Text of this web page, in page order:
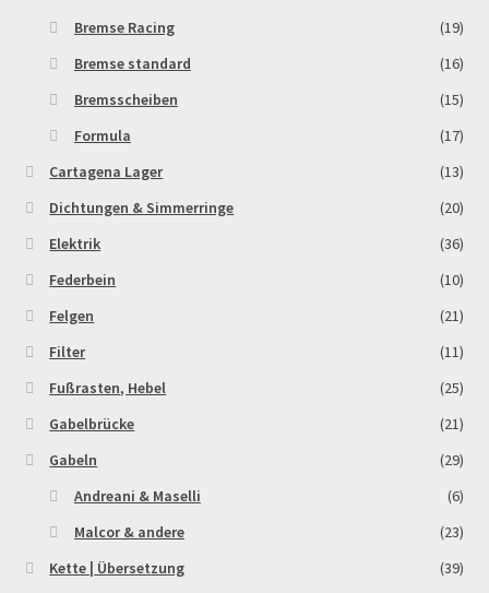
Bremse Racing
(19)
Bremse standard
(16)
Bremsscheiben
(15)
Formula
(17)
Cartagena Lager
(13)
Dichtungen & Simmerringe
(20)
Elektrik
(36)
Federbein
(10)
Felgen
(21)
Filter
(11)
Fußrasten, Hebel
(25)
Gabelbrücke
(21)
Gabeln
(29)
Andreani & Maselli
(6)
Malcor & andere
(23)
Kette | Übersetzung
(39)